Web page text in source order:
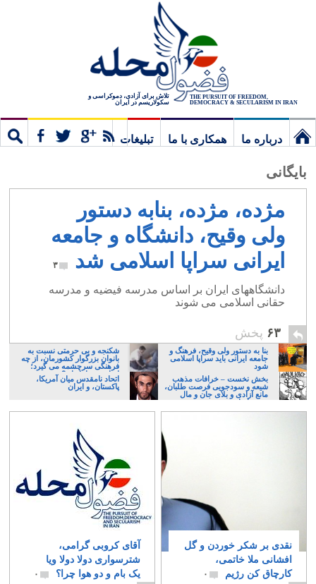
THE PURSUIT OF FREEDOM,
DEMOCRACY & SECULARISM IN IRAN
تلاش برای آزادی، دموکراسی و
سکولاریسم در ایران
درباره ما همکاری با ما
تبلیغات
بایگانی
مژده، مژده، بنابه دستور
ولی وقیح، دانشگاه و جامعه
ایرانی سراپا اسلامی شد
۳
دانشگاههای ایران بر اساس مدرسه فیضیه و مدرسه
حقانی اسلامی می شوند
۶۳ پخش
بنا به دستور ولی وقیح، فرهنگ و
جامعه ایرانی باید سراپا اسلامی
شود
شکنجه و بی حرمتی نسبت به
بانوان بزرگوار کشورمان، از چه
فرهنگی سرچشمه می گیرد؛
ایرانی، و یا تازیان؟
بخش نخست – خرافات مذهب
شیعه و سودجویی فرصت طلبان،
مانع آزادی و بلای جان و مال
مردم ایران
اتحاد نامقدس میان آمریکا،
پاکستان، و ایران
نقدی بر شکر خوردن و گل
افشانی ملا خاتمی،
کارچاق کن رژیم
۰
آقای کروبی گرامی،
شترسواری دولا دولا ویا
یک بام و دو هوا چرا؟
۰